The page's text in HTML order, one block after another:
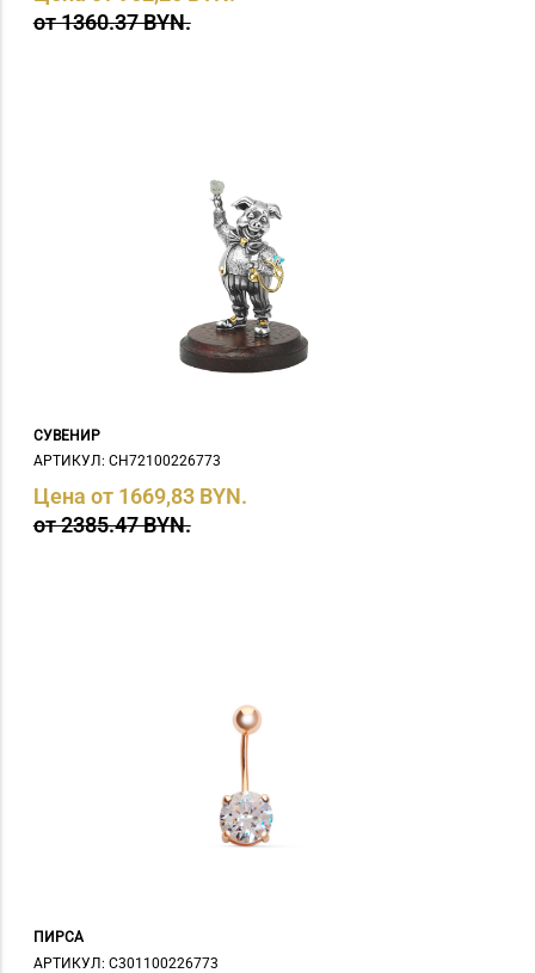
от 1360.37 BYN.
СУВЕНИР
АРТИКУЛ: СH72100226773
Цена от 1669,83 BYN.
от 2385.47 BYN.
ПИРСА
АРТИКУЛ: С301100226773